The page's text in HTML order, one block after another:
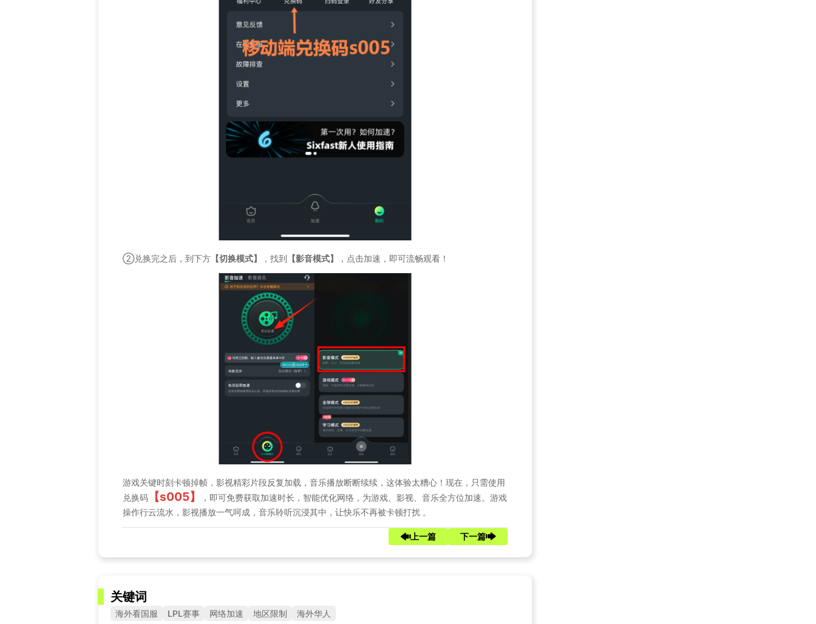
②兑换完之后，到下方 【切换模式】 ，找到 【影音模式】 ，点击加速，即可流畅观看！
游戏关键时刻卡顿掉帧，影视精彩片段反复加载，音乐播放断断续续，这体验太糟心！现在，只需使用
兑换码
【s005】
，即可免费获取加速时长，智能优化网络，为游戏、影视、音乐全方位加速。游戏
操作行云流水，影视播放一气呵成，音乐聆听沉浸其中，让快乐不再被卡顿打扰 。
上一篇 下一篇
关键词
海外看国服 LPL赛事 网络加速 地区限制 海外华人